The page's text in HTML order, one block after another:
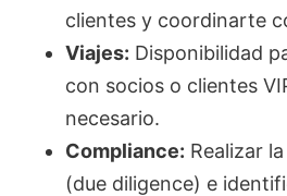
clientes y coordinarte
Viajes: Disponibilidad
con socios o clientes
necesario.
Compliance: Realizar
(due diligence) e